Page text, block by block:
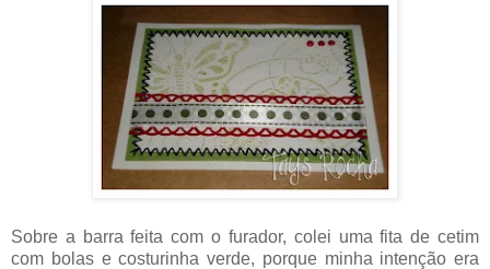
Sobre a barra feita com o furador, colei uma fita de cetim
com bolas e costurinha verde, porque minha intenção era